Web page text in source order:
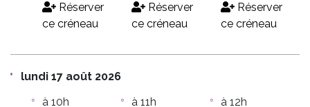
Réserver
ce créneau
Réserver
ce créneau
Réserver
ce créneau
lundi 17 août 2026
à 10h
à 11h
à 12h